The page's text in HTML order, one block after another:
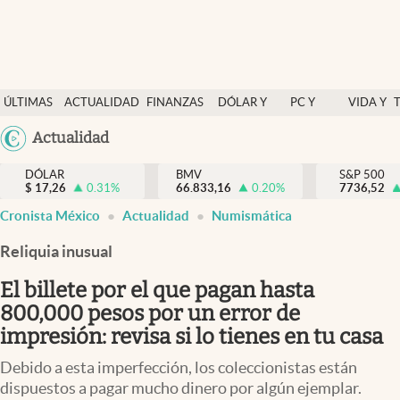
ÚLTIMAS
NOTICIAS
ACTUALIDAD
FINANZAS
DÓLAR Y
PC Y
VIDA Y
México
Actualidad
Actualidad
Finanzas y economía
Dólar y mercados
Pc y celular
Vida y estilo
Tv
DÓLAR
$ 17,26 0.31%
BMV
66.833,16
0.20%
S&P 500
7736,52
Cronista México Actualidad Numismática
Reliquia inusual
El billete por el que pagan hasta
800,000 pesos por un error de
impresión: revisa si lo tienes en tu casa
Debido a esta imperfección, los coleccionistas están
dispuestos a pagar mucho dinero por algún ejemplar.